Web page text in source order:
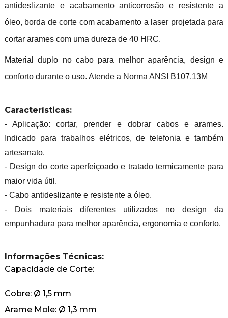
antideslizante e acabamento anticorrosão e resistente a
óleo, borda de corte com acabamento a laser projetada para
cortar arames com uma dureza de 40 HRC.
Material duplo no cabo para melhor aparência, design e
conforto durante o uso. Atende a Norma ANSI B107.13M
Características:
- Aplicação: cortar, prender e dobrar cabos e arames.
Indicado para trabalhos elétricos, de telefonia e também
artesanato.
- Design do corte aperfeiçoado e tratado termicamente para
maior vida útil.
- Cabo antideslizante e resistente a óleo.
- Dois materiais diferentes utilizados no design da
empunhadura para melhor aparência, ergonomia e conforto.
Informações Técnicas:
Capacidade de Corte:
Cobre: Ø 1,5 mm
Arame Mole: Ø 1,3 mm